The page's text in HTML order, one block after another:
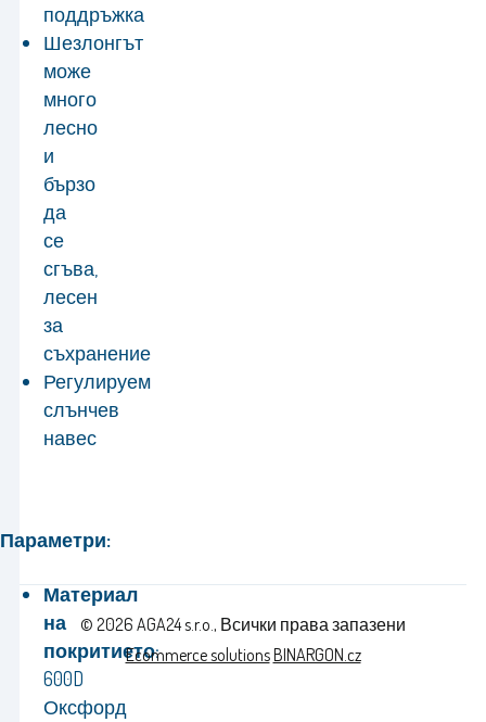
поддръжка
Шезлонгът
може
много
лесно
и
бързо
да
се
сгъва,
лесен
за
съхранение
Регулируем
слънчев
навес
Параметри:
Материал
на
покритието:
600D
Оксфорд
© 2026 AGA24 s.r.o., Всички права запазени
Ecommerce solutionsBINARGON.cz